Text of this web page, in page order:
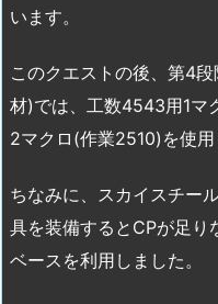
います。
このクエストの後、第4
材)では、工数4543用1マ
2マクロ(作業2510)を使用
ちなみに、スカイスチー
具を装備するとCPが足り
ベースを利用しました。